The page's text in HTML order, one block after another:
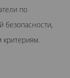
по
безопасности,